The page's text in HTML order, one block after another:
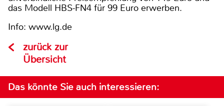
das Modell HBS-FN4 für 99 Euro erwerben.
Info: www.lg.de
zurück zur
Übersicht
Das könnte Sie auch interessieren: